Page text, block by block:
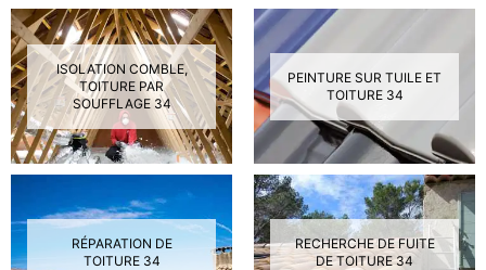
ISOLATION COMBLE,
TOITURE PAR
SOUFFLAGE 34
PEINTURE SUR TUILE ET
TOITURE 34
RÉPARATION DE
TOITURE 34
RECHERCHE DE FUITE
DE TOITURE 34